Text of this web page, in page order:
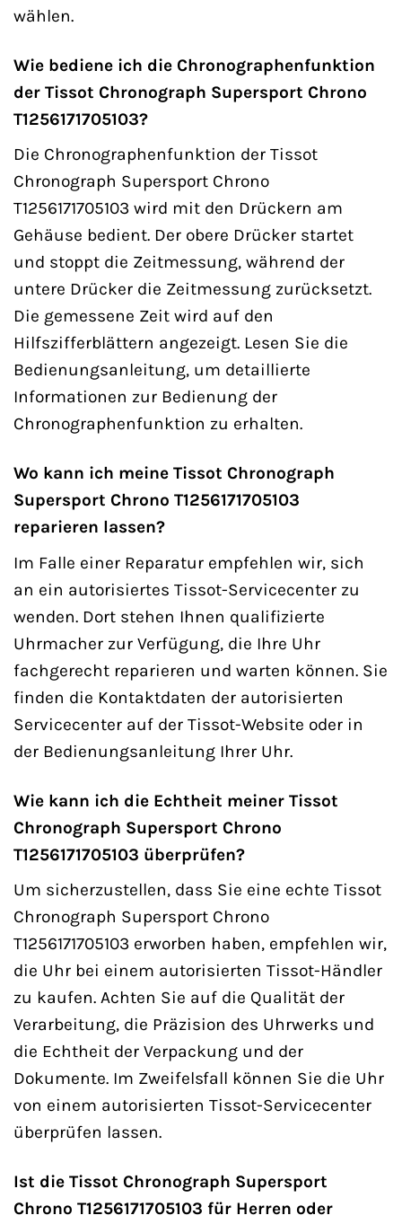
wählen.
Wie bediene ich die Chronographenfunktion
der Tissot Chronograph Supersport Chrono
T1256171705103?
Die Chronographenfunktion der Tissot
Chronograph Supersport Chrono
T1256171705103 wird mit den Drückern am
Gehäuse bedient. Der obere Drücker startet
und stoppt die Zeitmessung, während der
untere Drücker die Zeitmessung zurücksetzt.
Die gemessene Zeit wird auf den
Hilfszifferblättern angezeigt. Lesen Sie die
Bedienungsanleitung, um detaillierte
Informationen zur Bedienung der
Chronographenfunktion zu erhalten.
Wo kann ich meine Tissot Chronograph
Supersport Chrono T1256171705103
reparieren lassen?
Im Falle einer Reparatur empfehlen wir, sich
an ein autorisiertes Tissot-Servicecenter zu
wenden. Dort stehen Ihnen qualifizierte
Uhrmacher zur Verfügung, die Ihre Uhr
fachgerecht reparieren und warten können. Sie
finden die Kontaktdaten der autorisierten
Servicecenter auf der Tissot-Website oder in
der Bedienungsanleitung Ihrer Uhr.
Wie kann ich die Echtheit meiner Tissot
Chronograph Supersport Chrono
T1256171705103 überprüfen?
Um sicherzustellen, dass Sie eine echte Tissot
Chronograph Supersport Chrono
T1256171705103 erworben haben, empfehlen wir,
die Uhr bei einem autorisierten Tissot-Händler
zu kaufen. Achten Sie auf die Qualität der
Verarbeitung, die Präzision des Uhrwerks und
die Echtheit der Verpackung und der
Dokumente. Im Zweifelsfall können Sie die Uhr
von einem autorisierten Tissot-Servicecenter
überprüfen lassen.
Ist die Tissot Chronograph Supersport
Chrono T1256171705103 für Herren oder